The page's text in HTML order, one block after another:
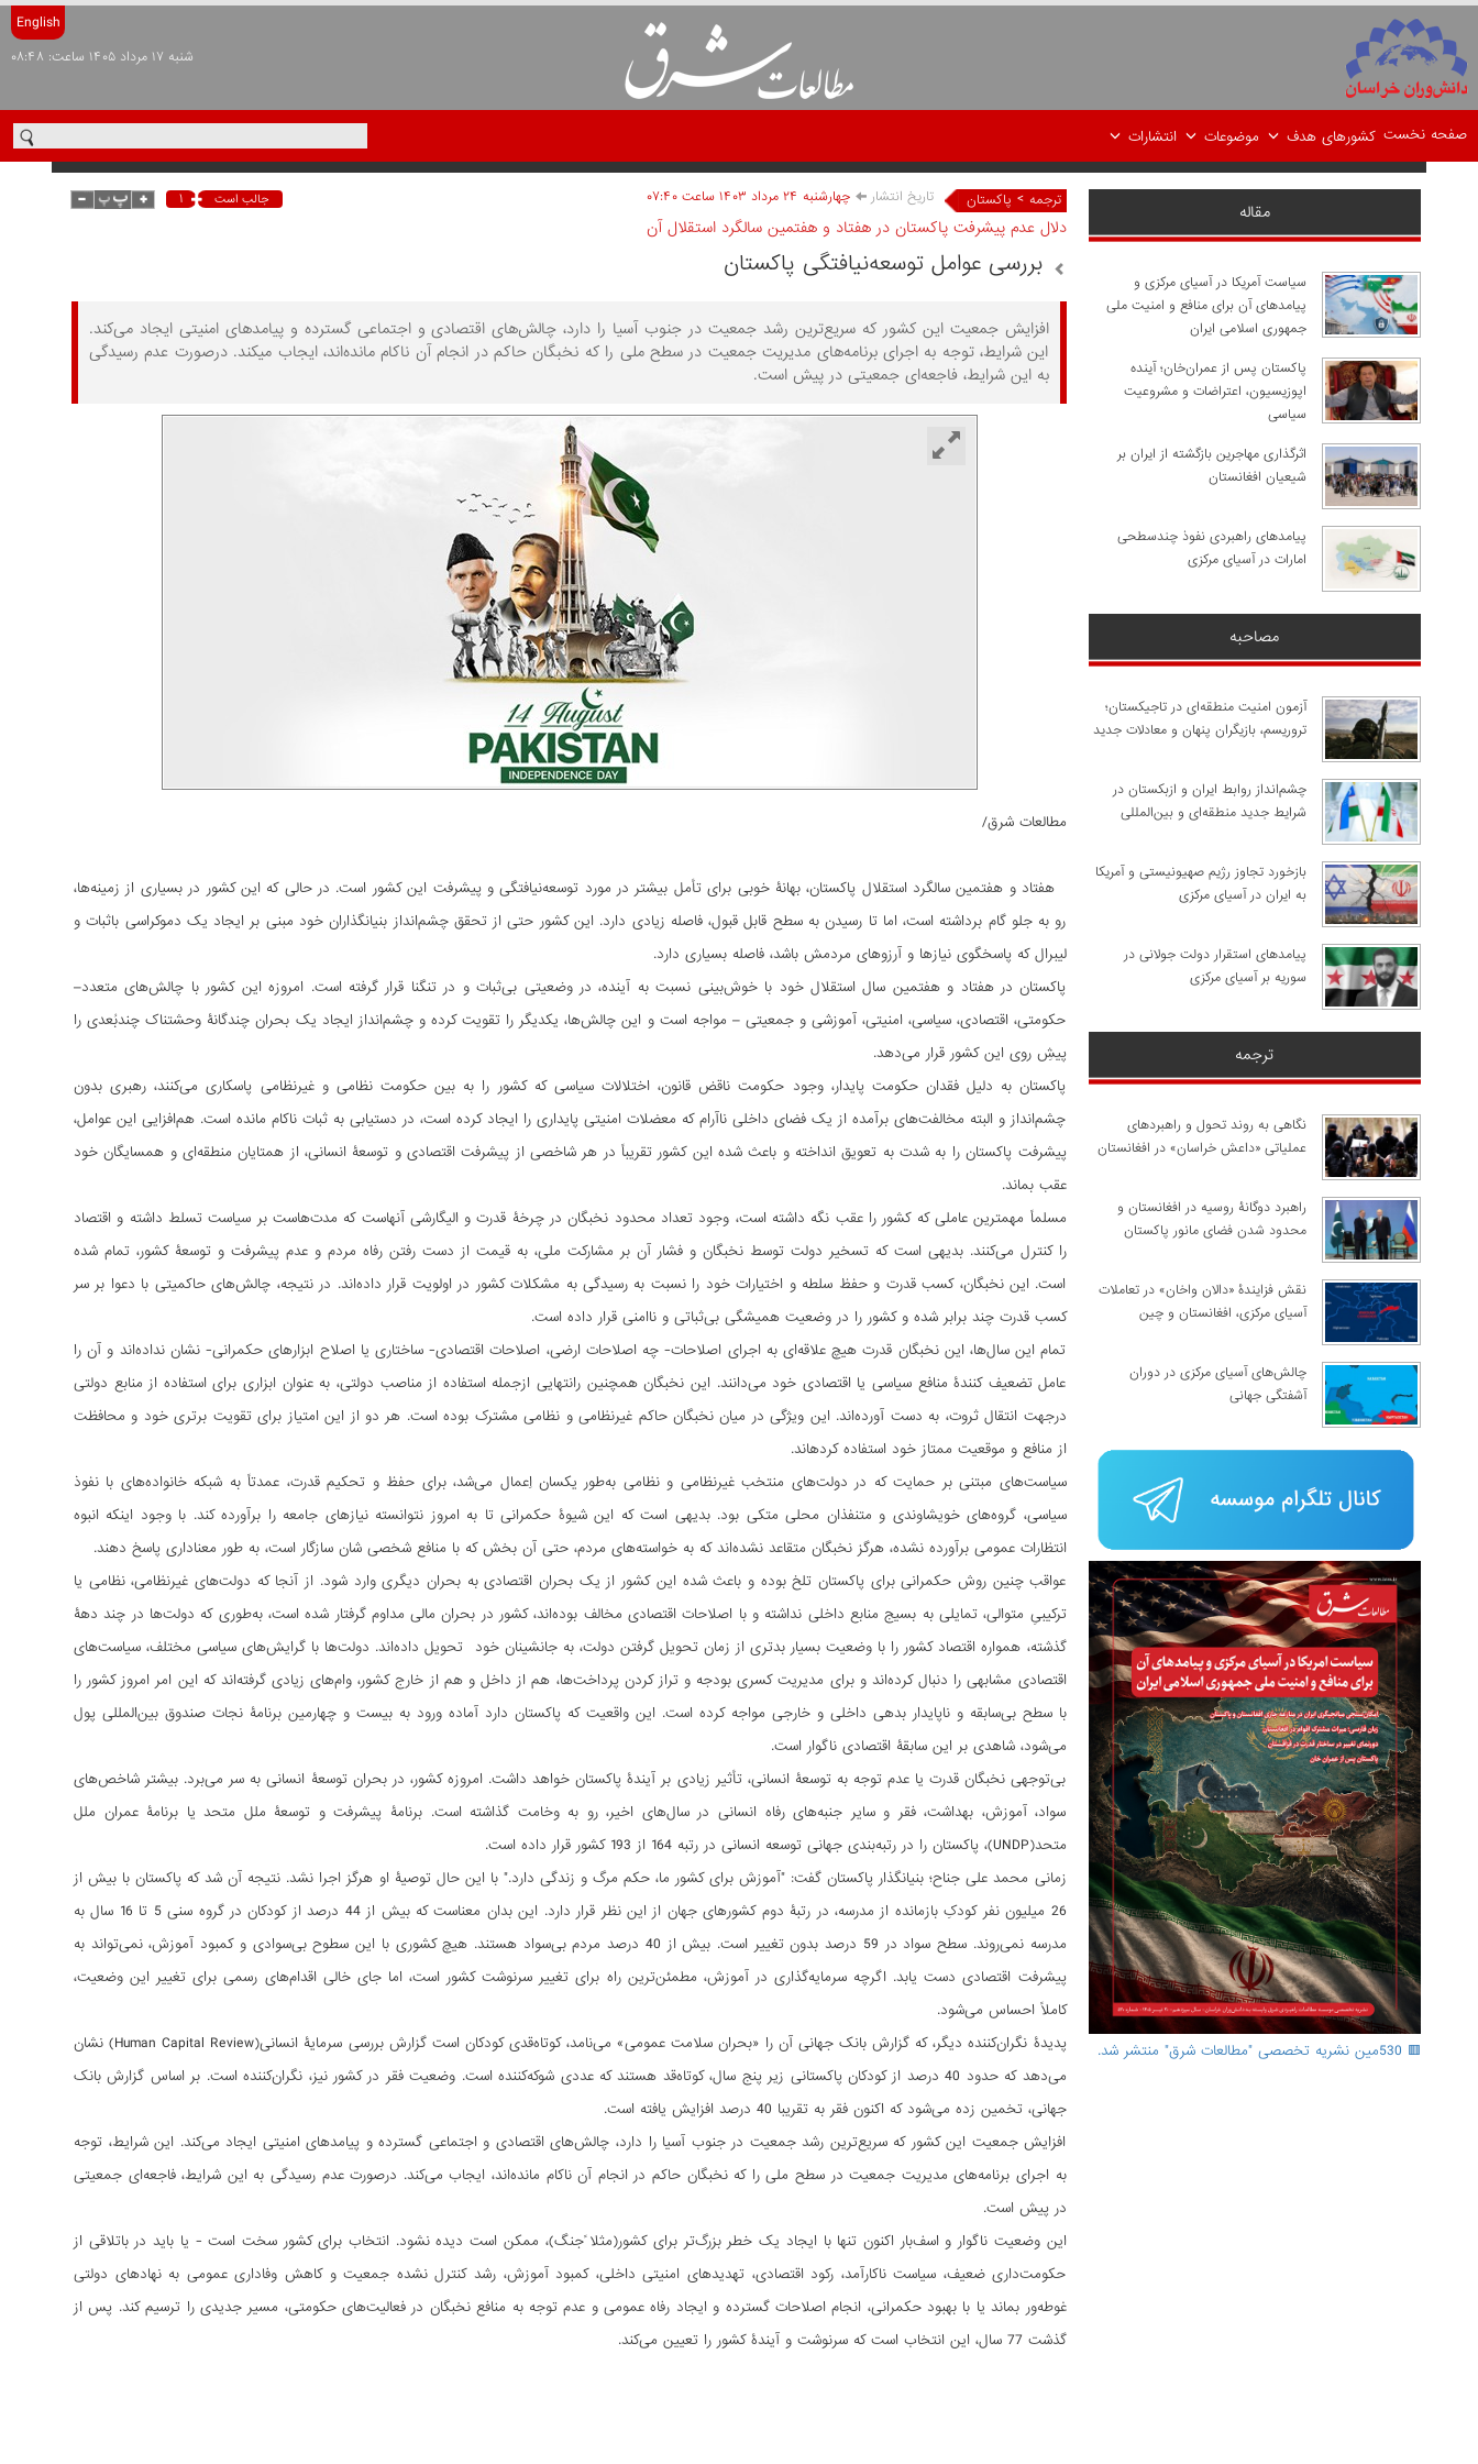
English
شنبه ۱۷ مرداد ۱۴۰۵ ساعت: ۰۸:۴۸
صفحه نخست کشورهای هدف موضوعات انتشارات
ترجمه > پاکستان تاریخ انتشار چهارشنبه ۲۴ مرداد ۱۴۰۳ ساعت ۰۷:۴۰ جالب است ۱
دلال عدم پیشرفت پاکستان در هفتاد و هفتمین سالگرد استقلال آن
بررسی عوامل توسعه‌‏نیافتگی پاکستان
افزایش جمعیت این کشور که سریع‌ترین رشد جمعیت در جنوب آسیا را دارد، چالش‏‌های اقتصادی و اجتماعی گسترده و پیامدهای امنیتی ایجاد می‌کند.
این شرایط، توجه به اجرای برنامه‌‏های مدیریت جمعیت در سطح ملی را که نخبگان حاکم در انجام آن ناکام مانده‌اند، ایجاب می‏کند. درصورت عدم رسیدگی
به این شرایط، فاجعه‌‎ای جمعیتی در پیش است.
مطالعات شرق/
هفتاد و هفتمین سالگرد استقلال پاکستان، بهانۀ خوبی برای تأمل بیشتر در مورد توسعه‌نیافتگی و پیشرفت این کشور است. در حالی که این کشور در بسیاری از زمینه‏‌ها،
رو به جلو گام برداشته است، اما تا رسیدن به سطح قابل قبول، فاصله زیادی دارد. این کشور حتی از تحقق چشم‌انداز بنیانگذاران خود مبنی بر ایجاد یک دموکراسی باثبات و
لیبرال که پاسخگوی نیازها و آرزوهای مردمش باشد، فاصله بسیاری دارد.
پاکستان در هفتاد و هفتمین سال استقلال خود با خوش‌بینی نسبت به آینده، در وضعیتی بی‌ثبات و در تنگنا قرار گرفته است. امروزه این کشور با چالش‌های متعدد–
حکومتی، اقتصادی، سیاسی، امنیتی، آموزشی و جمعیتی – مواجه است و این چالش‏‌ها، یکدیگر را تقویت کرده و چشم‌انداز ایجاد یک بحران چندگانۀ وحشتناک‌ چندبُعدی را
پیشِ روی این کشور قرار می‌‏دهد.
پاکستان به دلیل فقدان حکومت پایدار، وجود حکومت ناقض قانون، اختلالات سیاسی که کشور را به بین حکومت نظامی و غیرنظامی پاسکاری می‏‌کنند، رهبری بدون
چشم‌انداز و البته مخالفت‌‏های برآمده از یک فضای داخلی ناآرام که معضلات امنیتی پایداری را ایجاد کرده است، در دستیابی به ثبات ناکام مانده است. هم‌افزایی این عوامل،
پیشرفت پاکستان را به شدت به تعویق انداخته و باعث شده این کشور تقریباً در هر شاخصی از پیشرفت اقتصادی و توسعۀ انسانی، از همتایان منطقه‌ای و همسایگان خود
عقب بماند.
مسلماً مهمترین عاملی که کشور را عقب نگه داشته است، وجود تعداد محدود نخبگان در چرخۀ قدرت و الیگارشی آنهاست که مدت‌هاست بر سیاست تسلط داشته و اقتصاد
را کنترل می‏‌کنند. بدیهی است که تسخیر دولت توسط نخبگان و فشار آن بر مشارکت ملی، به قیمت از دست رفتن رفاه مردم و عدم پیشرفت و توسعۀ کشور، تمام شده
است. این نخبگان، کسب قدرت و حفظ سلطه و اختیارات خود را نسبت به رسیدگی به مشکلات کشور در اولویت قرار داده‌اند. در نتیجه، چالش‌های حاکمیتی با دعوا بر سر
کسب قدرت چند برابر شده و کشور را در وضعیت همیشگی بی‌ثباتی و ناامنی قرار داده است.
تمام این سال‌ها، این نخبگان قدرت هیچ علاقه‌ای به اجرای اصلاحات- چه اصلاحات ارضی، اصلاحات اقتصادی- ساختاری یا اصلاح ابزارهای حکمرانی- نشان نداده‌اند و آن را
عامل تضعیف کنندۀ منافع سیاسی یا اقتصادی خود می‌دانند. این نخبگان همچنین رانت‏هایی ازجمله استفاده از مناصب دولتی، به عنوان ابزاری برای استفاده از منابع دولتی
درجهت انتقال ثروت، به دست آورده‌‎اند. این ویژگی در میان نخبگان حاکم غیرنظامی و نظامی مشترک بوده است. هر دو از این امتیاز برای تقویت برتری خود و محافظت
از منافع و موقعیت ممتاز خود استفاده کرده‏اند.
سیاست‌های مبتنی بر حمایت که در دولت‌های منتخب غیرنظامی و نظامی به‌طور یکسان اِعمال می‌شد، برای حفظ و تحکیم قدرت، عمدتاً به شبکه‌ خانواده‌های با نفوذ
سیاسی، گروه‌های خویشاوندی و متنفذان محلی متکی بود. بدیهی است که این شیوۀ حکمرانی تا به امروز نتوانسته نیازهای جامعه را برآورده کند. با وجود اینکه انبوه
انتظارات عمومی برآورده نشده، هرگز نخبگان متقاعد نشده‌‏اند که به خواسته‌های مردم، حتی آن بخش که با منافع شخصی شان سازگار است، به طور معناداری پاسخ دهند.
عواقب چنین روش حکمرانی برای پاکستان تلخ بوده و باعث شده این کشور از یک بحران اقتصادی به بحران دیگری وارد شود. از آنجا که دولت‌های غیرنظامی، نظامی یا
ترکیبیِ متوالی، تمایلی به بسیج منابع داخلی نداشته و با اصلاحات اقتصادی مخالف بوده‌‏اند، کشور در بحران مالی مداوم گرفتار شده است، به‌طوری که دولت‌ها در چند دهۀ
گذشته، همواره اقتصاد کشور را با وضعیت بسیار بدتری از زمان تحویل گرفتن دولت، به جانشینان خود تحویل داده‌‎اند. دولت‌ها با گرایش‌های سیاسی مختلف، سیاست‌های
اقتصادی مشابهی را دنبال کرده‌اند و برای مدیریت کسری‌ بودجه و تراز کردن پرداخت‌ها، هم از داخل و هم از خارج کشور، وام‌های زیادی گرفته‌اند که این امر امروز کشور را
با سطح بی‌سابقه و ناپایدار بدهی داخلی و خارجی مواجه کرده است. این واقعیت که پاکستان دارد آماده ورود به بیست و چهارمین برنامۀ نجات صندوق بین‌المللی پول
می‌شود، شاهدی بر این سابقۀ اقتصادی ناگوار است.
بی‌توجهی نخبگان قدرت یا عدم توجه به توسعۀ انسانی، تأثیر زیادی بر آیندۀ پاکستان خواهد داشت. امروزه کشور، در بحران توسعۀ انسانی به سر می‏‌برد. بیشتر شاخص‌‏های
سواد، آموزش، بهداشت، فقر و سایر جنبه‏‌های رفاه انسانی در سال‏‌های اخیر، رو به وخامت گذاشته است. برنامۀ پیشرفت و توسعۀ ملل متحد یا برنامۀ عمران ملل
متحد(UNDP)، پاکستان را در رتبه‌بندی جهانی توسعه انسانی در رتبه 164 از 193 کشور قرار داده است.
زمانی محمد علی جناح؛ بنیانگذار پاکستان گفت: "آموزش برای کشور ما، حکم مرگ و زندگی دارد." با این حال توصیۀ او هرگز اجرا نشد. نتیجه آن شد که پاکستان با بیش از
26 میلیون نفر کودکِ بازمانده از مدرسه، در رتبۀ دوم کشورهای جهان از این نظر قرار دارد. این بدان معناست که بیش از 44 درصد از کودکان در گروه سنی 5 تا 16 سال به
مدرسه نمی‌روند. سطح سواد در 59 درصد بدون تغییر است. بیش از 40 درصد مردم بی‌سواد هستند. هیچ کشوری با این سطوح بی‌سوادی و کمبود آموزش، نمی‌تواند به
پیشرفت اقتصادی دست یابد. اگرچه سرمایه‌گذاری در آموزش، مطمئن‌ترین راه برای تغییر سرنوشت کشور است، اما جای خالی اقدام‌های رسمی برای تغییر این وضعیت،
کاملاً احساس می‏‌شود.
پدیدۀ نگران‌کننده دیگر، که گزارش بانک جهانی آن را «بحران سلامت عمومی» می‌نامد، کوتاه‌قدی کودکان است گزارش بررسی سرمایۀ انسانی(Human Capital Review) نشان
می‌دهد که حدود 40 درصد از کودکان پاکستانی زیر پنج سال، کوتاه‌قد هستند که عددی شوکه‌کننده است. وضعیت فقر در کشور نیز، نگران‌کننده است. بر اساس گزارش بانک
جهانی، تخمین زده می‏‌شود که اکنون فقر به تقریبا 40 درصد افزایش یافته است.
افزایش جمعیت این کشور که سریع‌ترین رشد جمعیت در جنوب آسیا را دارد، چالش‏‌های اقتصادی و اجتماعی گسترده و پیامدهای امنیتی ایجاد می‌کند. این شرایط، توجه
به اجرای برنامه‌‏های مدیریت جمعیت در سطح ملی را که نخبگان حاکم در انجام آن ناکام مانده‌اند، ایجاب می‌‏کند. درصورت عدم رسیدگی به این شرایط، فاجعه‎‌ای جمعیتی
در پیش است.
این وضعیت ناگوار و اسف‌بار اکنون تنها با ایجاد یک خطر بزرگ‌تر برای کشور(مثلا ًجنگ)، ممکن است دیده نشود. انتخاب برای کشور سخت است - یا باید در باتلاقی از
حکومت‌داری ضعیف، سیاست ناکارآمد، رکود اقتصادی، تهدیدهای امنیتی داخلی، کمبود آموزش، رشد کنترل نشده جمعیت و کاهش وفاداری عمومی به نهادهای دولتی
غوطه‌ور بماند یا با بهبود حکمرانی، انجام اصلاحات گسترده و ایجاد رفاه عمومی و عدم توجه به منافع نخبگان در فعالیت‏‌های حکومتی، مسیر جدیدی را ترسیم کند. پس از
گذشت 77 سال، این انتخاب است که سرنوشت و آیندۀ کشور را تعیین می‌‏کند.
مقاله
سیاست آمریکا در آسیای مرکزی و
پیامدهای آن برای منافع و امنیت ملی
جمهوری اسلامی ایران
پاکستان پس از عمران‌خان؛ آینده
اپوزیسیون، اعتراضات و مشروعیت
سیاسی
اثرگذاری مهاجرین بازگشته از ایران بر
شیعیان افغانستان
پیامدهای راهبردی نفوذ چندسطحی
امارات در آسیای مرکزی
مصاحبه
آزمون امنیت منطقه‌ای در تاجیکستان؛
تروریسم، بازیگران پنهان و معادلات جدید
چشم‌انداز روابط ایران و ازبکستان در
شرایط جدید منطقه‌ای و بین‌المللی
​بازخورد تجاوز رژیم صهیونیستی و آمریکا
به ایران در آسیای مرکزی
پیامدهای استقرار دولت جولانی در
سوریه بر آسیای مرکزی
ترجمه
نگاهی به روند تحول و راهبردهای
عملیاتی «داعش خراسان» در افغانستان
راهبرد دوگانۀ روسیه در افغانستان و
محدود شدن فضای مانور پاکستان
نقش فزایندۀ «دالان واخان» در تعاملات
آسیای مرکزی، افغانستان و چین
چالش‌های آسیای مرکزی در دوران
آشفتگی جهانی
🟥 530مین نشریه تخصصی "مطالعات شرق" منتشر شد.